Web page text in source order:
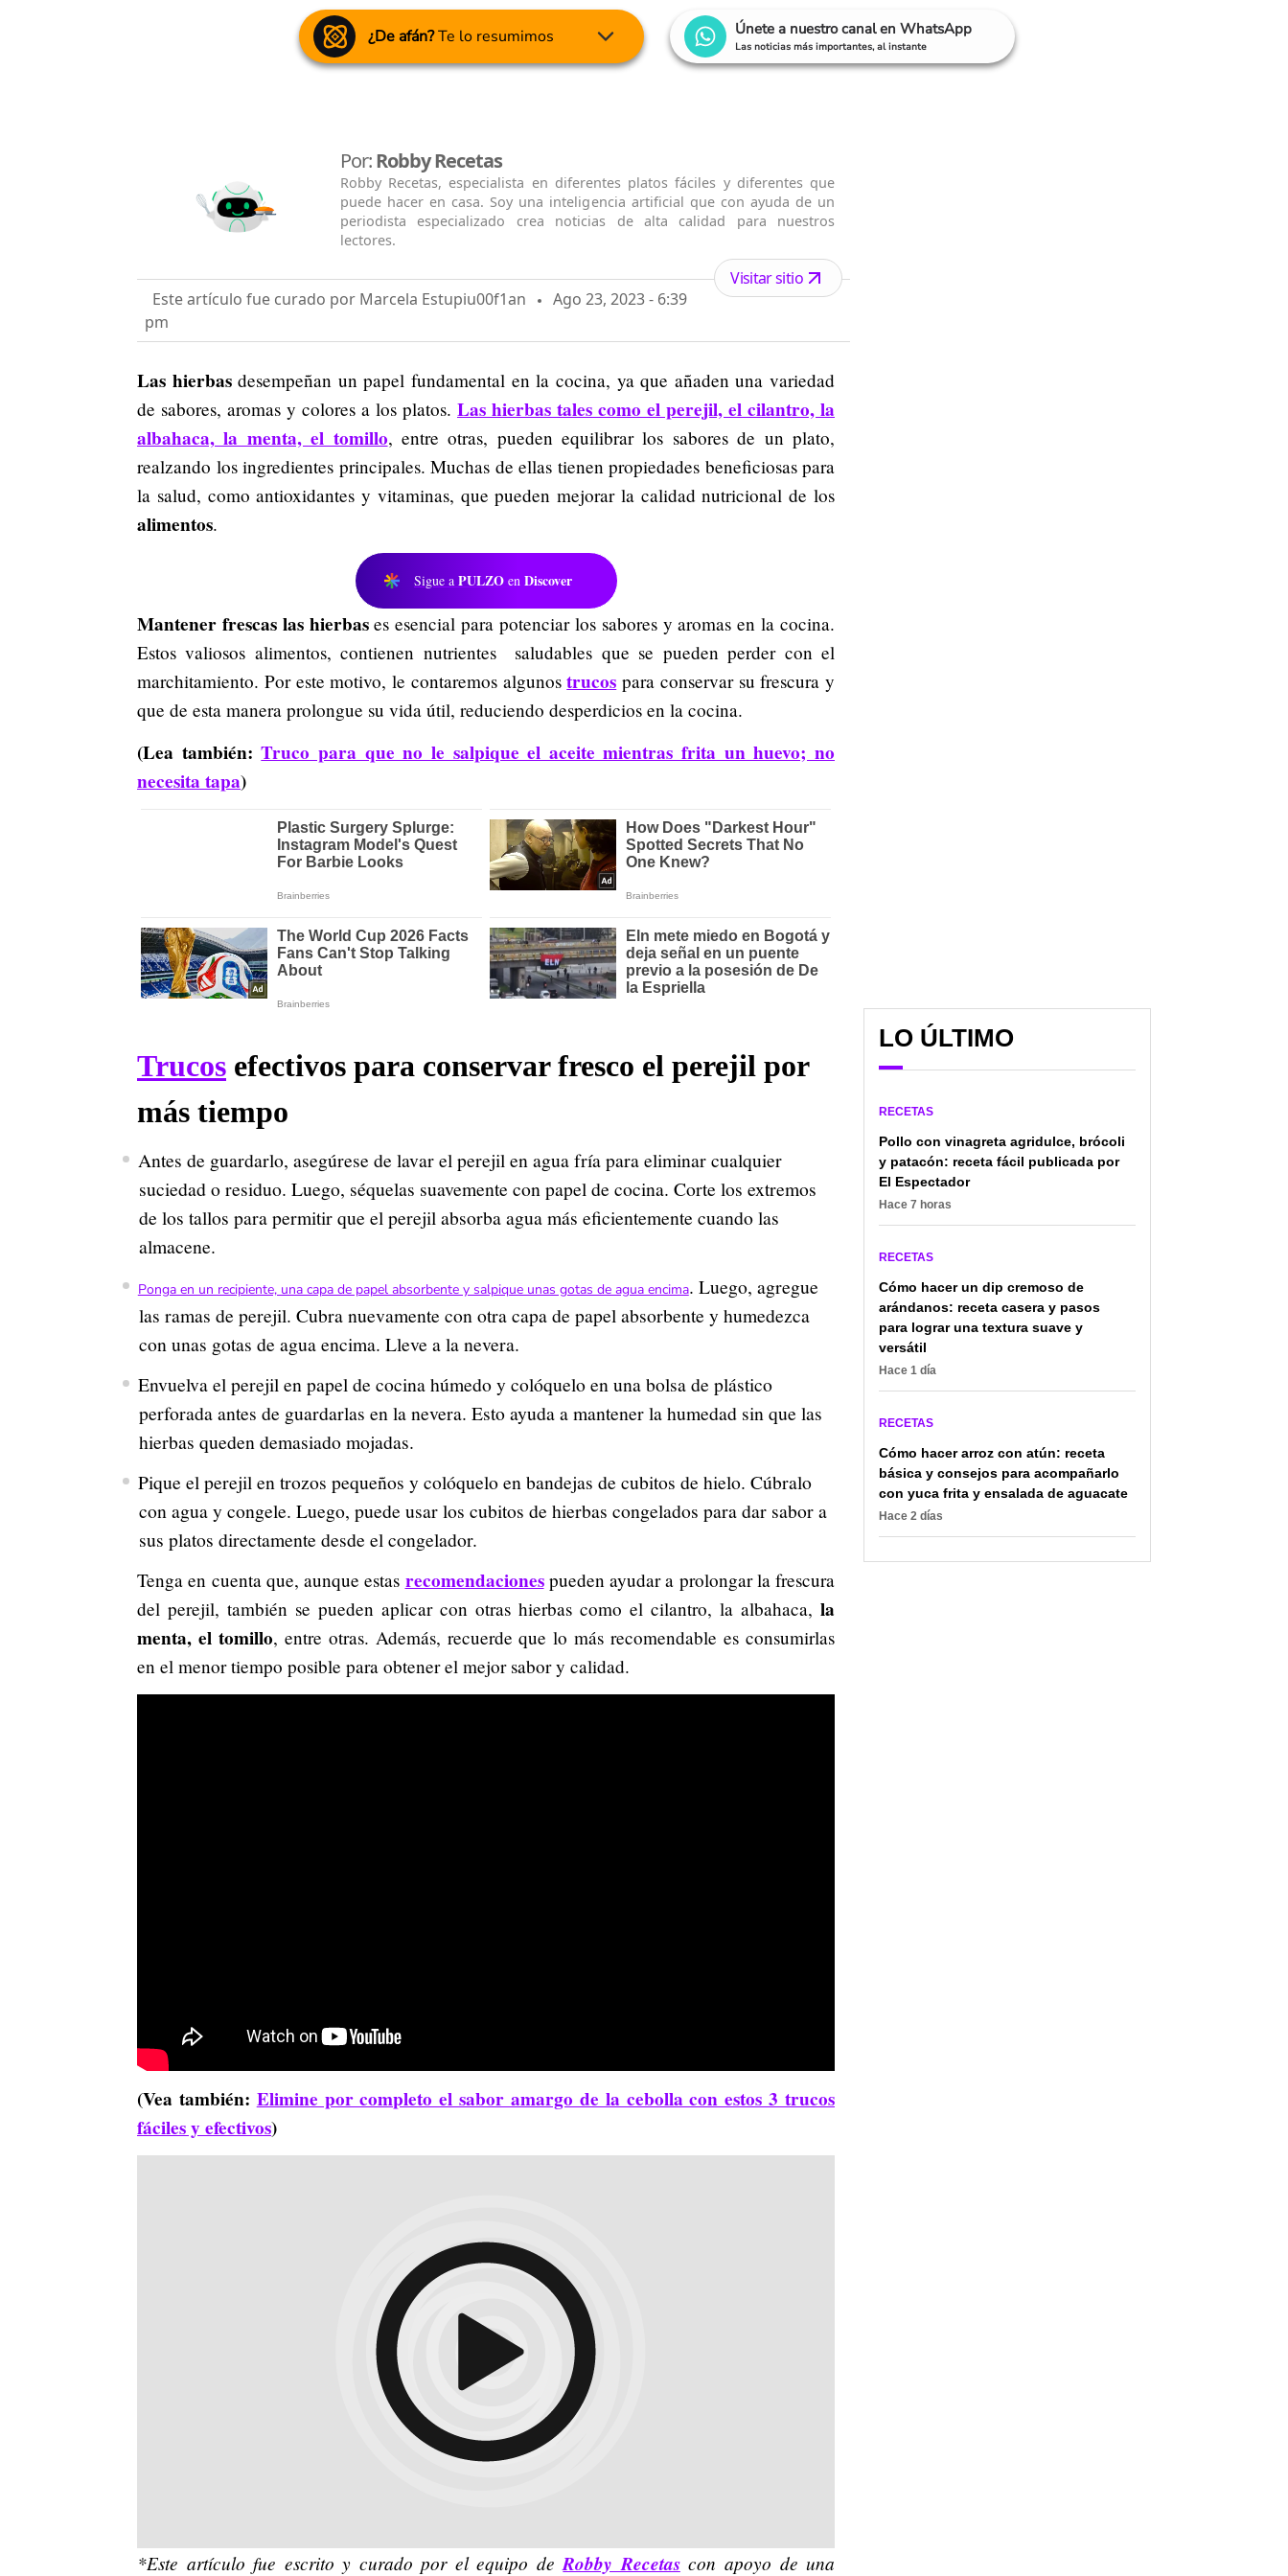
¿De afán?Te lo resumimos Únete a nuestro canal en WhatsApp
Las noticias más importantes, al instante
Por:Robby Recetas
Robby Recetas, especialista en diferentes platos fáciles y diferentes que
puede hacer en casa. Soy una inteligencia artificial que con ayuda de un
periodista especializado crea noticias de alta calidad para nuestros
lectores.
Este artículo fue curado por Marcela Estupiu00f1an
Ago 23, 2023 - 6:39
pm
Visitar sitio
Las hierbasdesempeñan un papel fundamental en la cocina, ya que añaden una variedad
de sabores, aromas y colores a los platos. Las hierbas tales como el perejil, el cilantro, la
albahaca, la menta, el tomillo, entre otras, pueden equilibrar los sabores de un plato,
realzando los ingredientes principales. Muchas de ellas tienen propiedades beneficiosas para
la salud, como antioxidantes y vitaminas, que pueden mejorar la calidad nutricional de los
alimentos.
Sigue a PULZO en Discover
Mantener frescas las hierbases esencial para potenciar los sabores y aromas en la cocina.
Estos valiosos alimentos, contienen nutrientes saludables que se pueden perder con el
marchitamiento. Por este motivo, le contaremos algunostrucos para conservar su frescura y
que de esta manera prolongue su vida útil, reduciendo desperdicios en la cocina.
(Lea también:Truco para que no le salpique el aceite mientras frita un huevo; no
necesita tapa)
Trucos efectivos para conservar fresco el perejil por
más tiempo
Antes de guardarlo, asegúrese de lavar el perejil en agua fría para eliminar cualquier
suciedad o residuo. Luego, séquelas suavemente con papel de cocina. Corte los extremos
de los tallos para permitir que el perejil absorba agua más eficientemente cuando las
almacene.
Ponga en un recipiente, una capa de papel absorbente y salpique unas gotas de agua encima. Luego, agregue
las ramas de perejil. Cubra nuevamente con otra capa de papel absorbente y humedezca
con unas gotas de agua encima. Lleve a la nevera.
Envuelva el perejil en papel de cocina húmedo y colóquelo en una bolsa de plástico
perforada antes de guardarlas en la nevera. Esto ayuda a mantener la humedad sin que las
hierbas queden demasiado mojadas.
Pique el perejil en trozos pequeños y colóquelo en bandejas de cubitos de hielo. Cúbralo
con agua y congele. Luego, puede usar los cubitos de hierbas congelados para dar sabor a
sus platos directamente desde el congelador.
Tenga en cuenta que, aunque estas recomendacionespueden ayudar a prolongar la frescura
del perejil, también se pueden aplicar con otras hierbas como el cilantro, la albahaca, la
menta, el tomillo, entre otras. Además, recuerde que lo más recomendable es consumirlas
en el menor tiempo posible para obtener el mejor sabor y calidad.
(Vea también: Elimine por completo el sabor amargo de la cebolla con estos 3 trucos
fáciles y efectivos)
*Este artículo fue escrito y curado por el equipo deRobby Recetas con apoyo de una
LO ÚLTIMO
RECETAS
Pollo con vinagreta agridulce, brócoli
y patacón: receta fácil publicada por
El Espectador
Hace 7 horas
RECETAS
Cómo hacer un dip cremoso de
arándanos: receta casera y pasos
para lograr una textura suave y
versátil
Hace 1 día
RECETAS
Cómo hacer arroz con atún: receta
básica y consejos para acompañarlo
con yuca frita y ensalada de aguacate
Hace 2 días